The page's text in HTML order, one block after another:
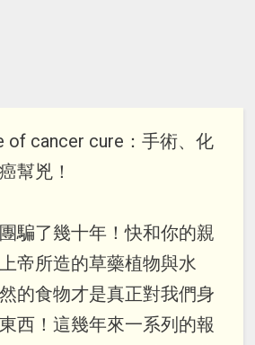
of cancer cure：手術、化
幫兇！
騙了幾十年！快和你的親
帝所造的草藥植物與水
的食物才是真正對我們身
西！這幾年來一系列的報